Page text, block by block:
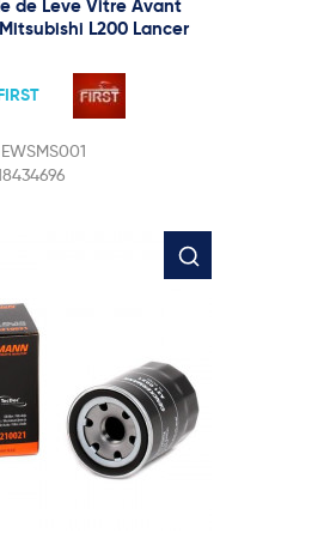
de Leve Vitre Avant
L200 Lancer
FIRST
EWSMS001